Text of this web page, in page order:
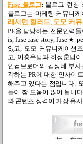
Fuse 블로그: 블로그 런칭
블로그는 마케팅 커뮤니
래시먼 힐러드 도모 커
PR을 담당하는 전문인력
is, fuse case story, fuse ★
있고
도모 커뮤니케이션
고
이홍우님과 허정훈님
인컴브로더의 김성혜 부사
각하는 PR에 대한 인사이
해주고 있다는 점입니다
들이 참 도움이 많이 됩니다
와 콘텐츠 성격이 가장 유